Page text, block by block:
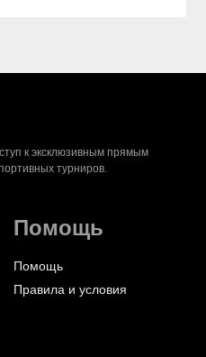
к эксклюзивным прямым
турниров.
Помощь
Помощь
Правила и условия